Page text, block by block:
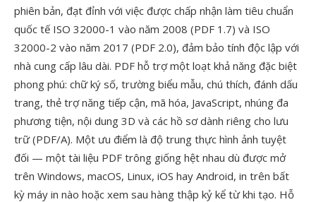
phiên bản, đạt đỉnh với việc được chấp nhận làm tiêu chuẩn
quốc tế ISO 32000-1 vào năm 2008 (PDF 1.7) và ISO
32000-2 vào năm 2017 (PDF 2.0), đảm bảo tính độc lập với
nhà cung cấp lâu dài. PDF hỗ trợ một loạt khả năng đặc biệt
phong phú: chữ ký số, trường biểu mẫu, chú thích, đánh dấu
trang, thẻ trợ năng tiếp cận, mã hóa, JavaScript, nhúng đa
phương tiện, nội dung 3D và các hồ sơ dành riêng cho lưu
trữ (PDF/A). Một ưu điểm là độ trung thực hình ảnh tuyệt
đối — một tài liệu PDF trông giống hệt nhau dù được mở
trên Windows, macOS, Linux, iOS hay Android, in trên bất
kỳ máy in nào hoặc xem sau hàng thập kỷ kể từ khi tạo. Hỗ